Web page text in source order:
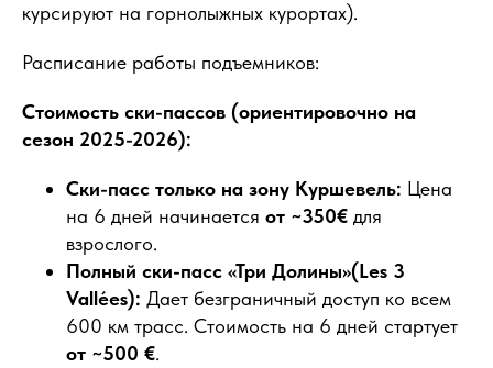
курсируют на горнолыжных курортах).
Расписание работы подъемников:
Стоимость ски-пассов (ориентировочно на
сезон 2025-2026):
Ски-пасс только на зону Куршевель: Цена
на 6 дней начинается от ~350€ для
взрослого.
Полный ски-пасс «Три Долины»(Les 3
Vallées): Дает безграничный доступ ко всем
600 км трасс. Стоимость на 6 дней стартует
от ~500 €.